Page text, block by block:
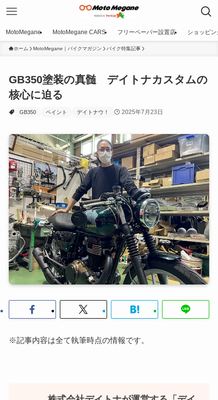
MotoMegane MotoMegane CARS フリーペーパー設置店 ショッピン
ホーム MotoMegane｜バイクマガジン バイク特集記事
GB350塗装の真髄 デイトナカスタムの
核心に迫る
GB350 ペイント デイトナウ！ 2025年7月23日
※記事内容は全て執筆時点の情報です。